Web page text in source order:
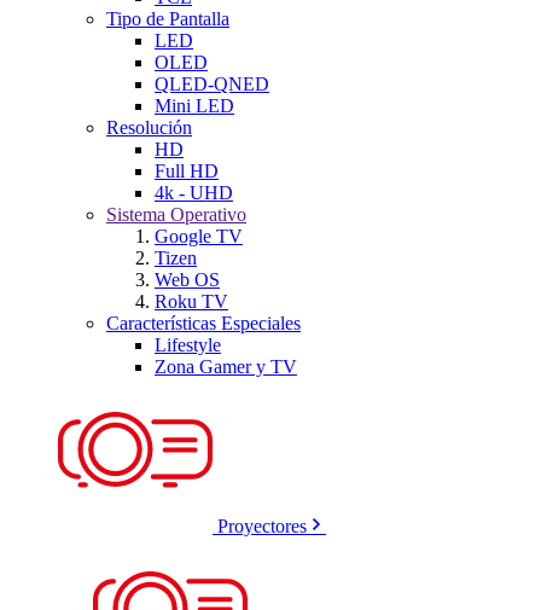
Tipo de Pantalla
LED
OLED
QLED-QNED
Mini LED
Resolución
HD
Full HD
4k - UHD
Sistema Operativo
Google TV
Tizen
Web OS
Roku TV
Características Especiales
Lifestyle
Zona Gamer y TV
Proyectores